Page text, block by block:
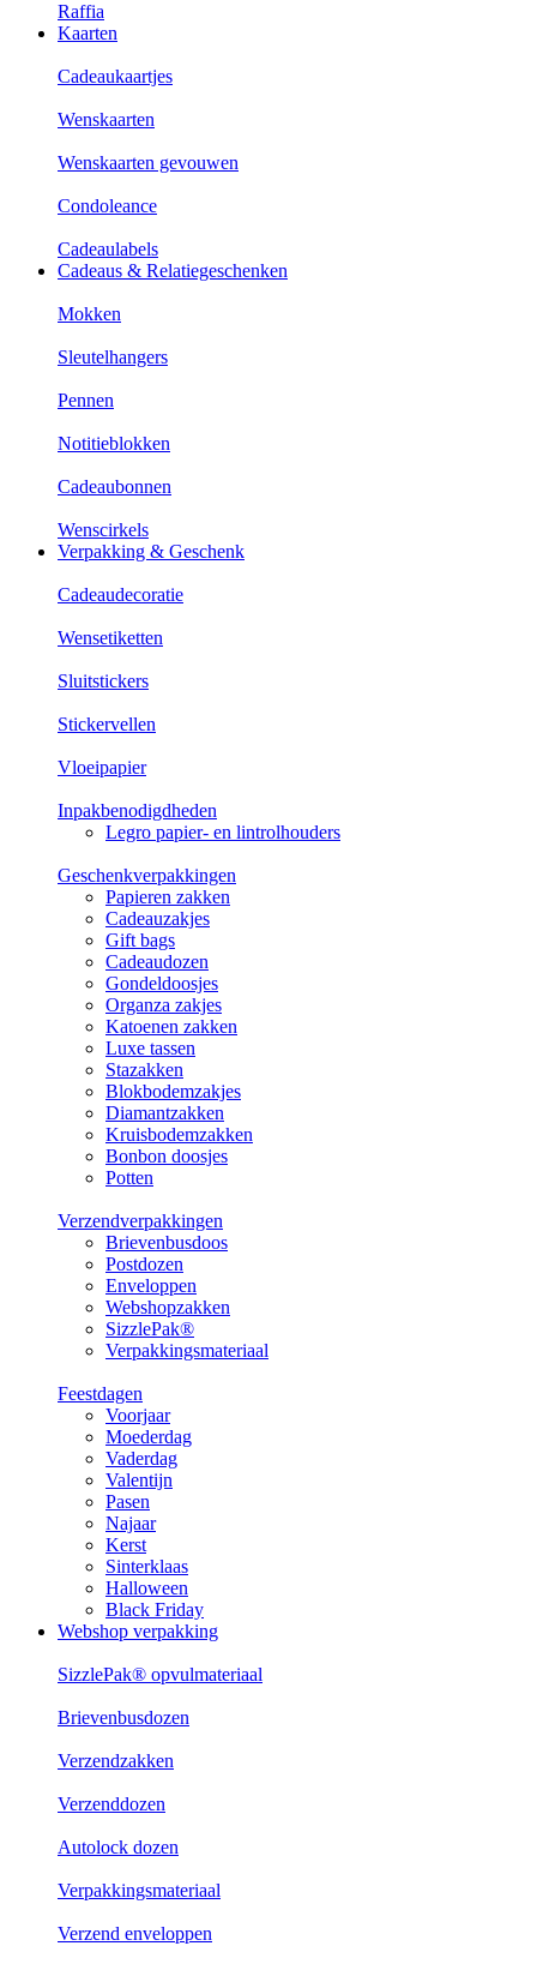
Raffia
Kaarten
Cadeaukaartjes
Wenskaarten
Wenskaarten gevouwen
Condoleance
Cadeaulabels
Cadeaus & Relatiegeschenken
Mokken
Sleutelhangers
Pennen
Notitieblokken
Cadeaubonnen
Wenscirkels
Verpakking & Geschenk
Cadeaudecoratie
Wensetiketten
Sluitstickers
Stickervellen
Vloeipapier
Inpakbenodigdheden
Legro papier- en lintrolhouders
Geschenkverpakkingen
Papieren zakken
Cadeauzakjes
Gift bags
Cadeaudozen
Gondeldoosjes
Organza zakjes
Katoenen zakken
Luxe tassen
Stazakken
Blokbodemzakjes
Diamantzakken
Kruisbodemzakken
Bonbon doosjes
Potten
Verzendverpakkingen
Brievenbusdoos
Postdozen
Enveloppen
Webshopzakken
SizzlePak®
Verpakkingsmateriaal
Feestdagen
Voorjaar
Moederdag
Vaderdag
Valentijn
Pasen
Najaar
Kerst
Sinterklaas
Halloween
Black Friday
Webshop verpakking
SizzlePak® opvulmateriaal
Brievenbusdozen
Verzendzakken
Verzenddozen
Autolock dozen
Verpakkingsmateriaal
Verzend enveloppen